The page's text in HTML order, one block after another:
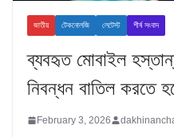
জাতীয় টেকনোলজি লেটেস্ট শীর্ষ সংবাদ
ব্যবহৃত মোবাইল
নিবন্ধন বাতিল করতে
February 3, 2026